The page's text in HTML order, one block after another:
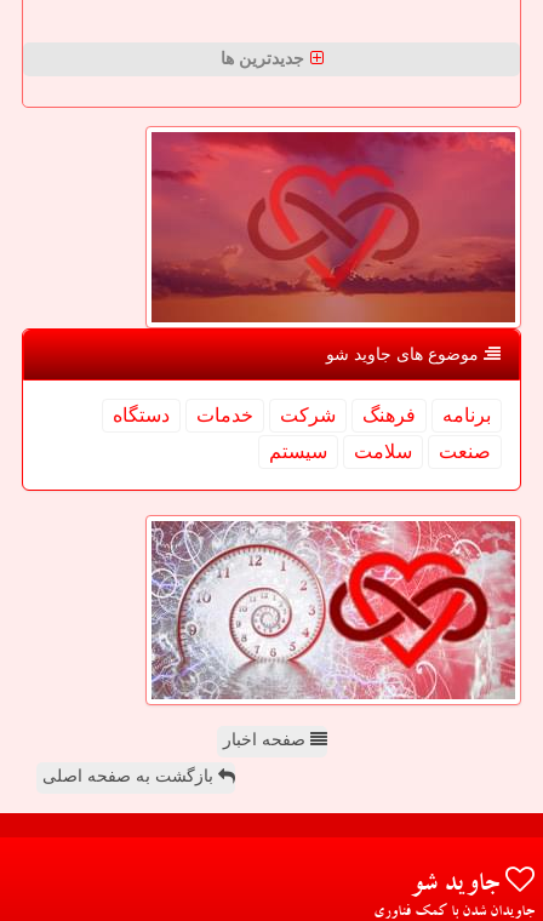
جدیدترین ها
موضوع های جاوید شو
برنامه فرهنگ شركت خدمات
دستگاه
صنعت
سلامت سیستم
صفحه اخبار
بازگشت به صفحه اصلی
جاوید شو
جاویدان شدن با کمک فناوری